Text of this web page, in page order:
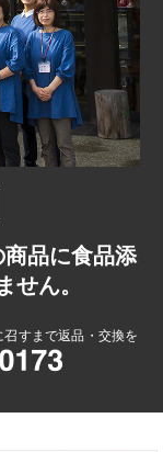
品に食品添
せん。
すまで返品・交換を